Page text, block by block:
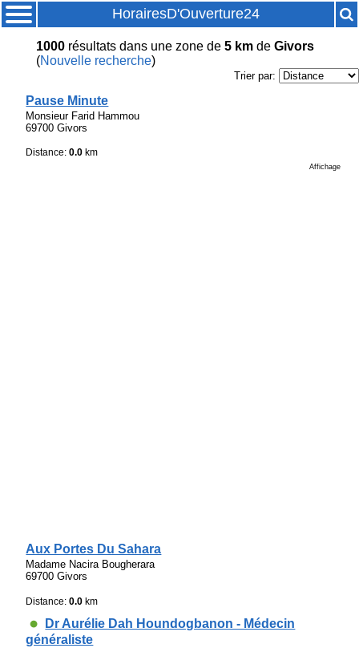
HorairesD'Ouverture24
1000résultatsdans une zone de 5 kmde Givors
(Nouvelle recherche)
Trier par:
Pause Minute
Monsieur Farid Hammou
69700 Givors
Distance:0.0 km
Affichage
Aux Portes Du Sahara
Madame Nacira Bougherara
69700 Givors
Distance:0.0 km
Dr Aurélie Dah Houndogbanon - Médecin
généraliste